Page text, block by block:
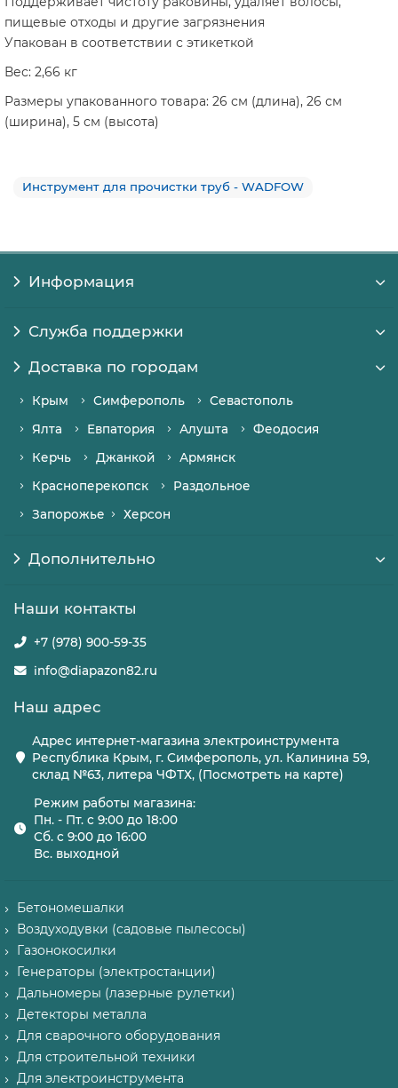
пищевые отходы и другие загрязнения
Упакован в соответствии с этикеткой
Вес: 2,66 кг
Размеры упакованного товара: 26 см (длина), 26 см
(ширина), 5 см (высота)
Инструмент для прочистки труб - WADFOW
Информация
Служба поддержки
Доставка по городам
Крым Симферополь
Севастополь
Ялта
Евпатория Алушта
Феодосия
Керчь
Джанкой
Армянск
Красноперекопск
Раздольное
Запорожье
Херсон
Дополнительно
Наши контакты
+7 (978) 900-59-35
info@diapazon82.ru
Наш адрес
Адрес интернет-магазина электроинструмента
Республика Крым, г. Симферополь, ул. Калинина 59,
склад №63, литера ЧФТХ, (Посмотреть на карте)
Режим работы магазина:
Пн. - Пт. с 9:00 до 18:00
Сб. с 9:00 до 16:00
Вс. выходной
Бетономешалки
Воздуходувки (садовые пылесосы)
Газонокосилки
Генераторы (электростанции)
Дальномеры (лазерные рулетки)
Детекторы металла
Для сварочного оборудования
Для строительной техники
Для электроинструмента